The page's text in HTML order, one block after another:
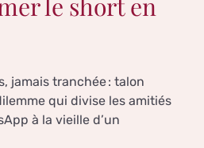
le short en
jamais tranchée : talon
qui divise les amitiés
à la vieille d’un